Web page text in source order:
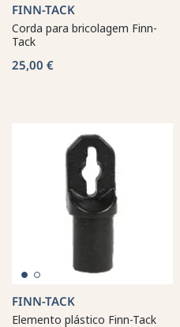
FINN-TACK
Corda para bricolagem Finn-
Tack
25,00 €
FINN-TACK
Elemento plástico Finn-Tack